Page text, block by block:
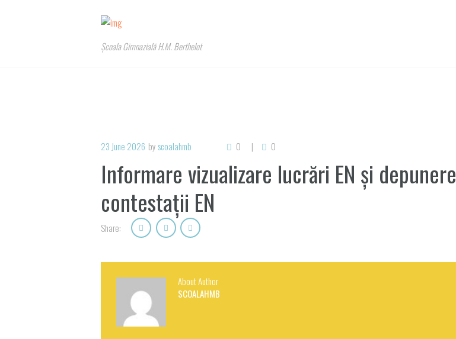
Școala Gimnazială H.M. Berthelot
23 June 2026 by scoalahmb 0 0
Informare vizualizare lucrări EN și depunere
contestații EN
Share:
About Author
SCOALAHMB